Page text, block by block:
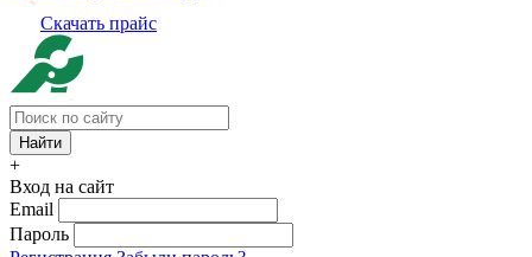
Скачать прайс
+
Вход на сайт
Email
Пароль